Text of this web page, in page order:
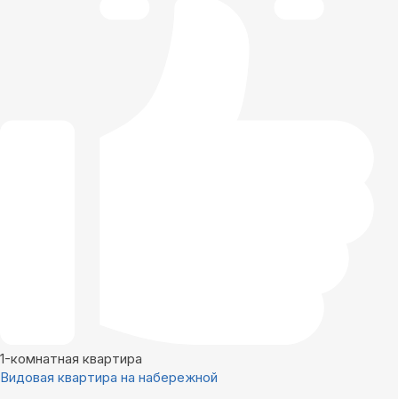
1-комнатная квартира
Видовая квартира на набережной